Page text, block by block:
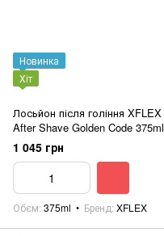
Новинка
Хіт
Лосьйон після гоління XFLEX
After Shave Golden Code 375ml
1 045 грн
Обєм 375ml Бренд XFLEX